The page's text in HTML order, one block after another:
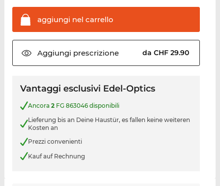
aggiungi nel carrello
Aggiungi prescrizione da CHF 29.90
Vantaggi esclusivi Edel-Optics
Ancora 2FG 863046 disponibili
Lieferung bis an Deine Haustür, es fallen keine weiteren
Kosten an
Prezzi convenienti
Kauf auf Rechnung